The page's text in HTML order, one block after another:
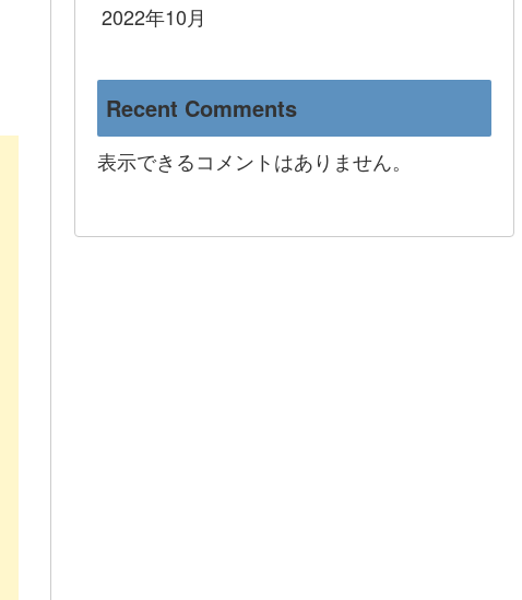
2022年10月
Recent Comments
表示できるコメントはありません。